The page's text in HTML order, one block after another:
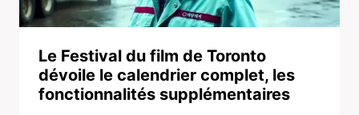
Le Festival du film de Toronto
dévoile le calendrier complet, les
fonctionnalités supplémentaires